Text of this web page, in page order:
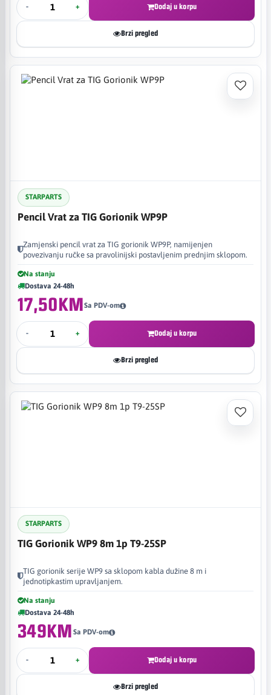
- + Dodaj u korpu
Brzi pregled
STARPARTS
Pencil Vrat za TIG Gorionik WP9P
Zamjenski pencil vrat za TIG gorionik WP9P, namijenjen
povezivanju ručke sa pravolinijski postavljenim prednjim sklopom.
Na stanju
Dostava 24-48h
17,50KMSa PDV-om
- + Dodaj u korpu
Brzi pregled
STARPARTS
TIG Gorionik WP9 8m 1p T9-25SP
TIG gorionik serije WP9 sa sklopom kabla dužine 8 m i
jednotipkastim upravljanjem.
Na stanju
Dostava 24-48h
349KM Sa PDV-om
- + Dodaj u korpu
Brzi pregled